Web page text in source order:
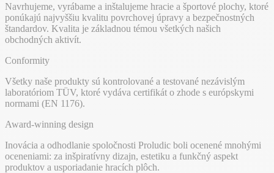
Navrhujeme, vyrábame a inštalujeme hracie a športové plochy, ktoré
ponúkajú najvyššiu kvalitu povrchovej úpravy a bezpečnostných
štandardov. Kvalita je základnou témou všetkých našich
obchodných aktivít.
Conformity
Všetky naše produkty sú kontrolované a testované nezávislým
laboratóriom TÜV, ktoré vydáva certifikát o zhode s európskymi
normami (EN 1176).
Award-winning design
Inovácia a odhodlanie spoločnosti Proludic boli ocenené mnohými
oceneniami: za inšpiratívny dizajn, estetiku a funkčný aspekt
produktov a usporiadanie hracích plôch.